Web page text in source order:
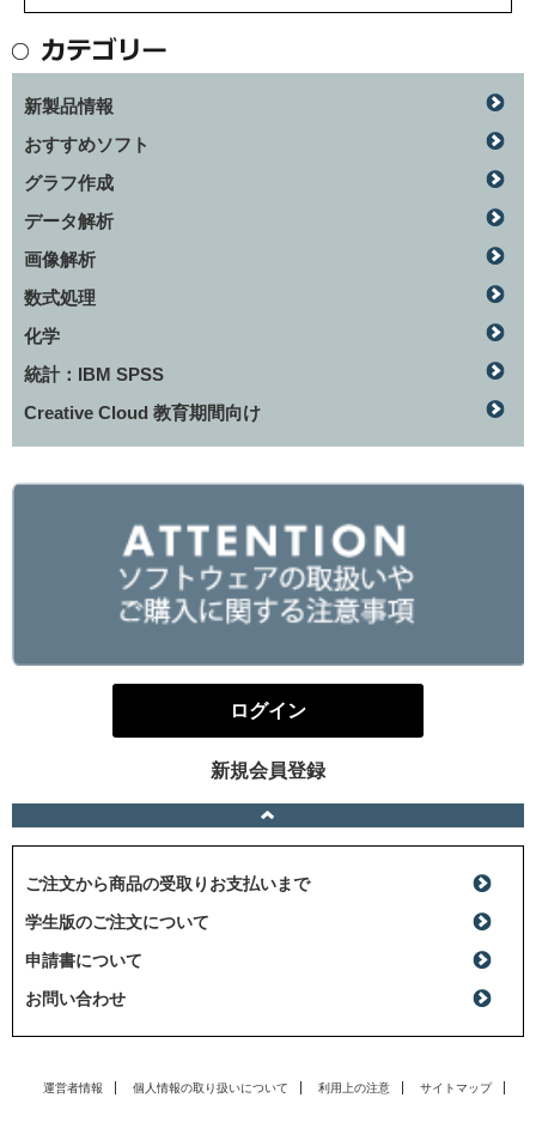
新製品情報
おすすめソフト
グラフ作成
データ解析
画像解析
数式処理
化学
統計：IBM SPSS
Creative Cloud 教育期間向け
ログイン
新規会員登録
ご注文から商品の受取りお支払いまで
学生版のご注文について
申請書について
お問い合わせ
運営者情報 個人情報の取り扱いについて 利用上の注意 サイトマップ